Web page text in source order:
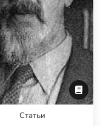
Статьи